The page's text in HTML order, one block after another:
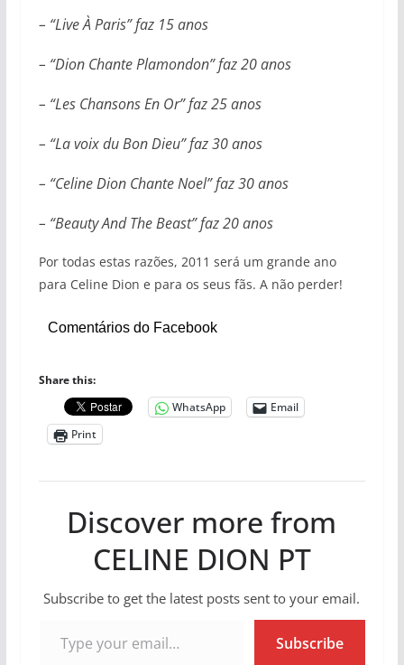
– “Live À Paris” faz 15 anos
– “Dion Chante Plamondon” faz 20 anos
– “Les Chansons En Or” faz 25 anos
– “La voix du Bon Dieu” faz 30 anos
– “Celine Dion Chante Noel” faz 30 anos
– “Beauty And The Beast” faz 20 anos
Por todas estas razões, 2011 será um grande ano
para Celine Dion e para os seus fãs. A não perder!
Comentários do Facebook
Share this:
WhatsApp
Email
Print
Discover more from
CELINE DION PT
Subscribe to get the latest posts sent to your email.
Subscribe